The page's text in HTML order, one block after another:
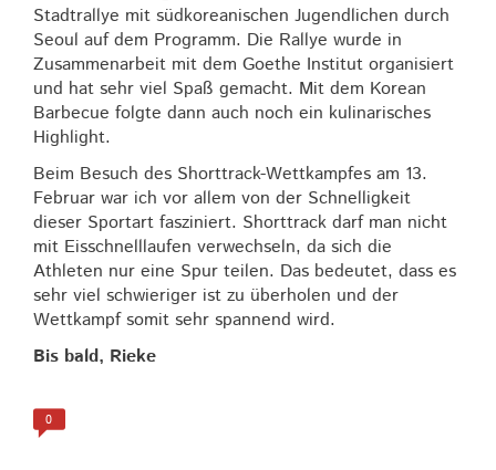
Stadtrallye mit südkoreanischen Jugendlichen durch
Seoul auf dem Programm. Die Rallye wurde in
Zusammenarbeit mit dem Goethe Institut organisiert
und hat sehr viel Spaß gemacht. Mit dem Korean
Barbecue folgte dann auch noch ein kulinarisches
Highlight.
Beim Besuch des Shorttrack-Wettkampfes am 13.
Februar war ich vor allem von der Schnelligkeit
dieser Sportart fasziniert. Shorttrack darf man nicht
mit Eisschnelllaufen verwechseln, da sich die
Athleten nur eine Spur teilen. Das bedeutet, dass es
sehr viel schwieriger ist zu überholen und der
Wettkampf somit sehr spannend wird.
Bis bald, Rieke
0